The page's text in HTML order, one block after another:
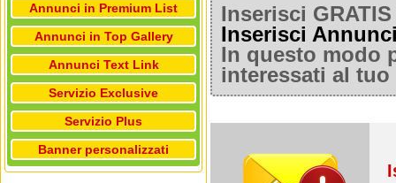
Annunci in Premium List
Annunci in Top Gallery
Annunci Text Link
Servizio Exclusive
Servizio Plus
Banner personalizzati
Inserisci
Inserisci
In questo modo
interessati al